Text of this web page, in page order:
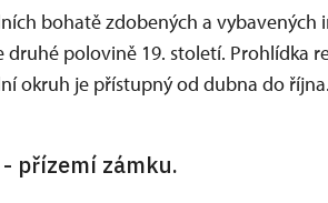
bohatě zdobených a vybavených
polovině 19. století. Prohlídka
okruh je přístupný od dubna do října.
přízemí zámku.